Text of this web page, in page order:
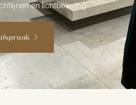
en lichtbeleving.